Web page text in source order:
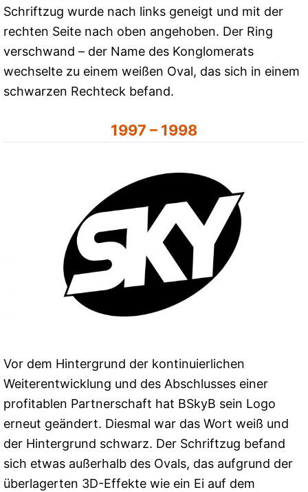
Schriftzug wurde nach links geneigt und mit der
rechten Seite nach oben angehoben. Der Ring
verschwand – der Name des Konglomerats
wechselte zu einem weißen Oval, das sich in einem
schwarzen Rechteck befand.
1997 – 1998
Vor dem Hintergrund der kontinuierlichen
Weiterentwicklung und des Abschlusses einer
profitablen Partnerschaft hat BSkyB sein Logo
erneut geändert. Diesmal war das Wort weiß und
der Hintergrund schwarz. Der Schriftzug befand
sich etwas außerhalb des Ovals, das aufgrund der
überlagerten 3D-Effekte wie ein Ei auf dem